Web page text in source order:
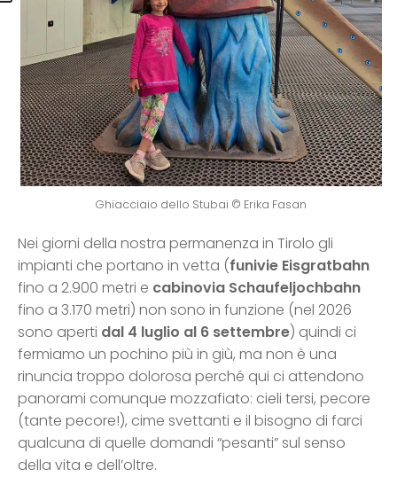
Ghiacciaio dello Stubai © Erika Fasan
Nei giorni della nostra permanenza in Tirolo gli
impianti che portano in vetta (funivie Eisgratbahn
fino a 2.900 metri e cabinovia Schaufeljochbahn
fino a 3.170 metri) non sono in funzione (nel 2026
sono aperti dal 4 luglio al 6 settembre) quindi ci
fermiamo un pochino più in giù, ma non è una
rinuncia troppo dolorosa perché qui ci attendono
panorami comunque mozzafiato: cieli tersi, pecore
(tante pecore!), cime svettanti e il bisogno di farci
qualcuna di quelle domandi “pesanti” sul senso
della vita e dell’oltre.